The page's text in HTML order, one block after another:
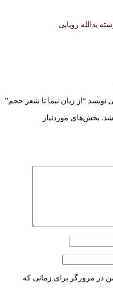
یدالله رویایی
نویسد “از زبان نیما تا شعر حجم”
شد. بخش‌های موردنیاز
در مرورگر برای زمانی که